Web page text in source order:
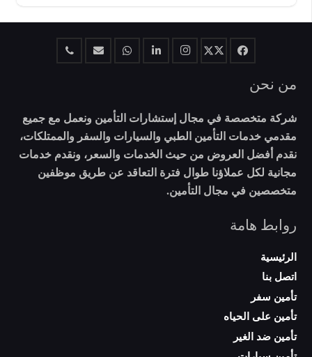
من نحن
شركة متخصصة في مجال إستشارات التأمين ونعمل مع جميع
مقدمي خدمات التأمين الطبي والسيارات والسفر والممتلكات،
نقدم أفضل العروض من حيث الخدمات والسعر، ونقدم خدمات
مجانية لكل عملاؤنا طوال فترة التعاقد عن طريق موظفين
متخصصين في مجال التأمين.
روابط هامة
الرئيسية
اتصل بنا
تأمين سفر
تأمين على الحياه
تأمين ضد الغير